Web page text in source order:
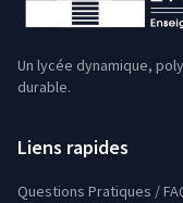
Un lycée dynamique,
durable.
Liens rapides
Questions Pratiques /